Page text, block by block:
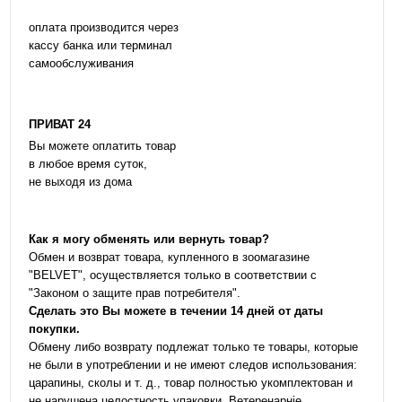
оплата производится через
кассу банка или терминал
самообслуживания
ПРИВАТ 24
Вы можете оплатить товар
в любое время суток,
не выходя из дома
Как я могу обменять или вернуть товар?
Обмен и возврат товара, купленного в зоомагазине
"BELVET", осуществляется только в соответствии с
"Законом о защите прав потребителя".
Сделать это Вы можете в течении 14 дней от даты
покупки.
Обмену либо возврату подлежат только те товары, которые
не были в употреблении и не имеют следов использования:
царапины, сколы и т. д., товар полностью укомплектован и